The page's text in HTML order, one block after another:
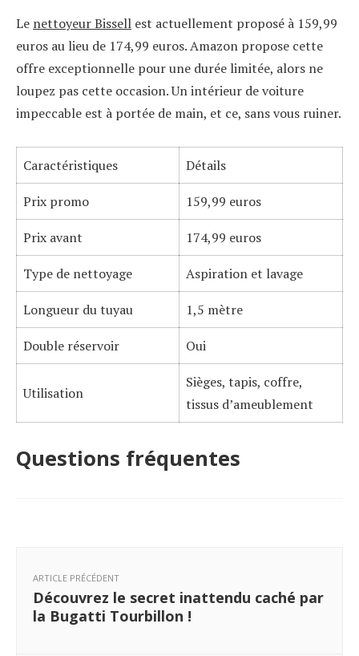
Le nettoyeur Bissell est actuellement proposé à 159,99
euros au lieu de 174,99 euros. Amazon propose cette
offre exceptionnelle pour une durée limitée, alors ne
loupez pas cette occasion. Un intérieur de voiture
impeccable est à portée de main, et ce, sans vous ruiner.
Caractéristiques Détails
Prix promo 159,99 euros
Prix avant 174,99 euros
Type de nettoyage Aspiration et lavage
Longueur du tuyau 1,5 mètre
Double réservoir Oui
Utilisation
Sièges, tapis, coffre,
tissus d’ameublement
Questions fréquentes
ARTICLE PRÉCÉDENT
Découvrez le secret inattendu caché par
la Bugatti Tourbillon !